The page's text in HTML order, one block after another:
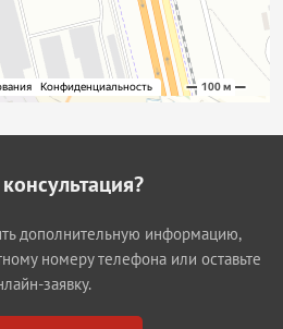
дополнительную информацию,
номеру телефона или оставьте
заявку.